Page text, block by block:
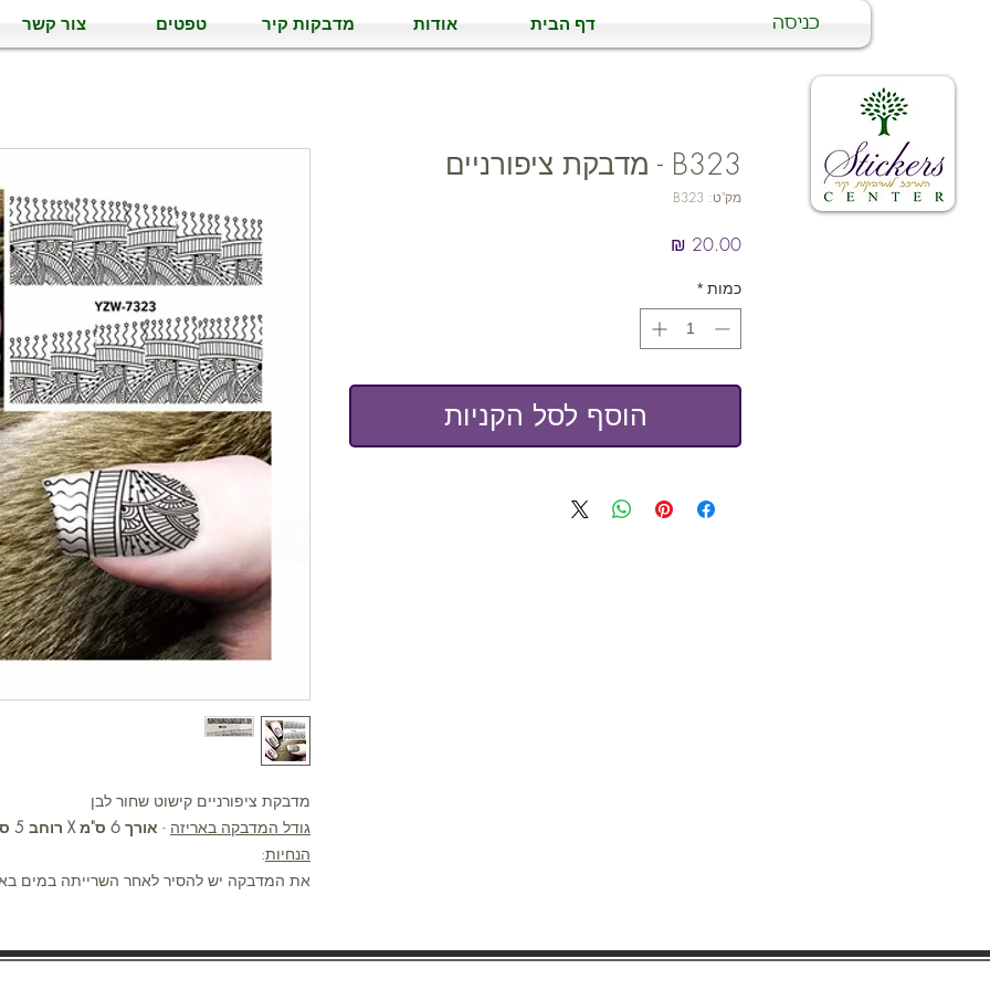
דף הבית אודות מדבקות קיר טפטים צור קשר כניסה
מדבקת ציפורניים קישוט שחור לבן
גודל המדבקה באריזה - אורך 6 ס"מ X רוחב 5 ס"מ
הנחיות:
את המדבקה יש להסיר לאחר השרייתה במים
B323 - מדבקת ציפורניים
מק"ט: B323
כמות *
הוסף לסל הקניות